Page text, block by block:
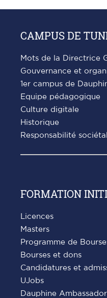
CAMPUS DE
Mots de la Directrice
Gouvernance et
1er campus de
Equipe pédagogique
Culture digitale
Historique
Responsabilité
FORMATION
Licences
Masters
Programme de
Bourses et dons
Candidatures et
UJobs
Dauphine